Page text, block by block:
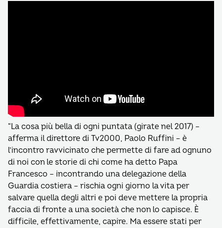
“La cosa più bella di ogni puntata (girate nel 2017) –
afferma il direttore di Tv2000, Paolo Ruffini – è
l’incontro ravvicinato che permette di fare ad ognuno
di noi con le storie di chi come ha detto Papa
Francesco – incontrando una delegazione della
Guardia costiera – rischia ogni giorno la vita per
salvare quella degli altri e poi deve mettere la propria
faccia di fronte a una società che non lo capisce. È
difficile, effettivamente, capire. Ma essere stati per